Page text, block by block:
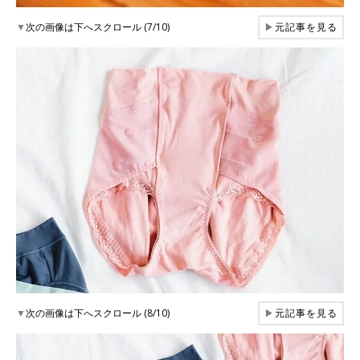
▼次の画像は下へスクロール (7/10) ▶元記事を見る
▼次の画像は下へスクロール (8/10) ▶元記事を見る